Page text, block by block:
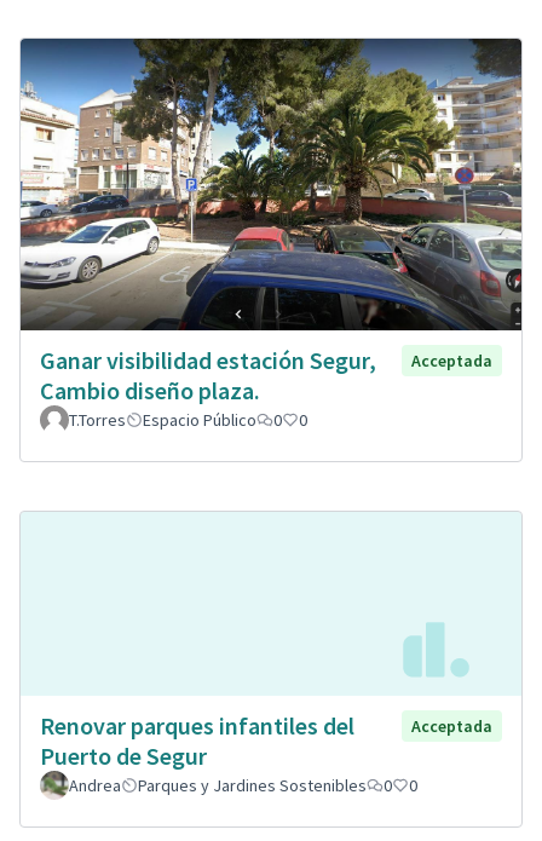
Ganar visibilidad estación Segur,
Cambio diseño plaza.
Acceptada
T.Torres Espacio Público 0 0
Renovar parques infantiles del
Puerto de Segur
Acceptada
Andrea Parques y Jardines Sostenibles 0 0